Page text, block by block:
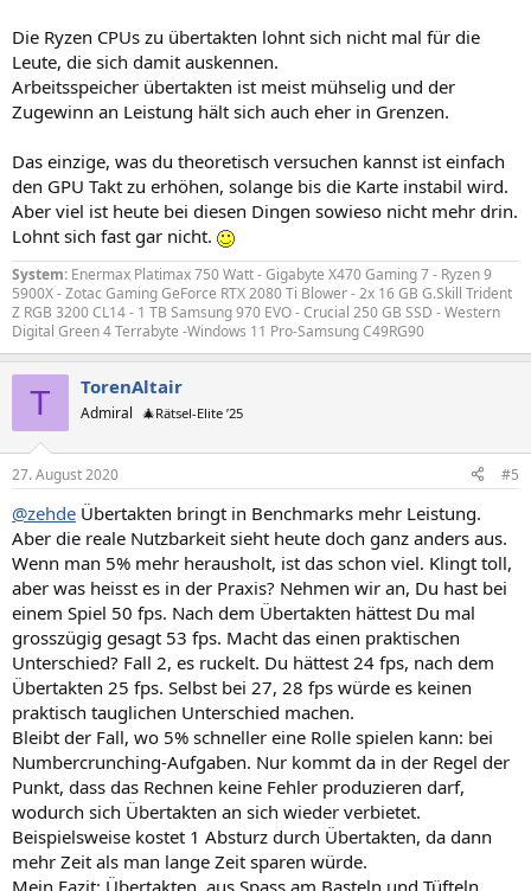
Die Ryzen CPUs zu übertakten lohnt sich nicht mal für die
Leute, die sich damit auskennen.
Arbeitsspeicher übertakten ist meist mühselig und der
Zugewinn an Leistung hält sich auch eher in Grenzen.
Das einzige, was du theoretisch versuchen kannst ist einfach
den GPU Takt zu erhöhen, solange bis die Karte instabil wird.
Aber viel ist heute bei diesen Dingen sowieso nicht mehr drin.
Lohnt sich fast gar nicht.
System: Enermax Platimax 750 Watt - Gigabyte X470 Gaming 7 - Ryzen 9
5900X - Zotac Gaming GeForce RTX 2080 Ti Blower - 2x 16 GB G.Skill Trident
Z RGB 3200 CL14 - 1 TB Samsung 970 EVO - Crucial 250 GB SSD - Western
Digital Green 4 Terrabyte -Windows 11 Pro-Samsung C49RG90
T TorenAltair
Admiral 🎄Rätsel-Elite ’25
27. August 2020 #5
@zehde Übertakten bringt in Benchmarks mehr Leistung.
Aber die reale Nutzbarkeit sieht heute doch ganz anders aus.
Wenn man 5% mehr herausholt, ist das schon viel. Klingt toll,
aber was heisst es in der Praxis? Nehmen wir an, Du hast bei
einem Spiel 50 fps. Nach dem Übertakten hättest Du mal
grosszügig gesagt 53 fps. Macht das einen praktischen
Unterschied? Fall 2, es ruckelt. Du hättest 24 fps, nach dem
Übertakten 25 fps. Selbst bei 27, 28 fps würde es keinen
praktisch tauglichen Unterschied machen.
Bleibt der Fall, wo 5% schneller eine Rolle spielen kann: bei
Numbercrunching-Aufgaben. Nur kommt da in der Regel der
Punkt, dass das Rechnen keine Fehler produzieren darf,
wodurch sich Übertakten an sich wieder verbietet.
Beispielsweise kostet 1 Absturz durch Übertakten, da dann
mehr Zeit als man lange Zeit sparen würde.
Mein Fazit: Übertakten, aus Spass am Basteln und Tüfteln,